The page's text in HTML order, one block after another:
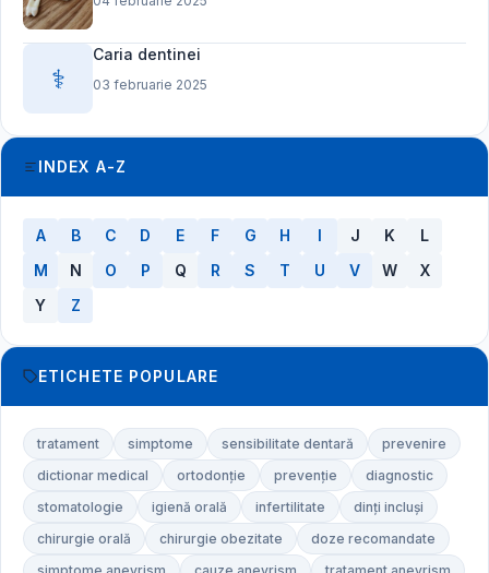
⚕️
Caria dentinei
03 februarie 2025
INDEX A-Z
A B C D E F G H I J K
L
M
N O P Q R S T U V W
X
Y
Z
ETICHETE POPULARE
tratament simptome sensibilitate dentară
prevenire
dictionar medical
ortodonție prevenție
diagnostic
stomatologie
igienă orală infertilitate
dinți incluși
chirurgie orală
chirurgie obezitate
doze recomandate